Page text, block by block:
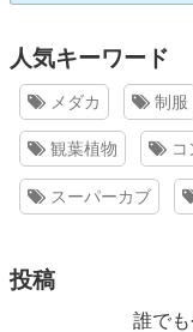
人気キーワード
メダカ 制服
観葉植物 コ
スーパーカブ
投稿
誰で